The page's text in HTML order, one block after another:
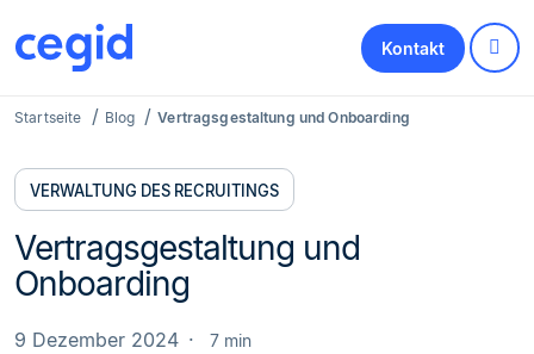
Kontakt
Startseite Blog Vertragsgestaltung und Onboarding
VERWALTUNG DES RECRUITINGS
Vertragsgestaltung und
Onboarding
9 Dezember 2024 7 min